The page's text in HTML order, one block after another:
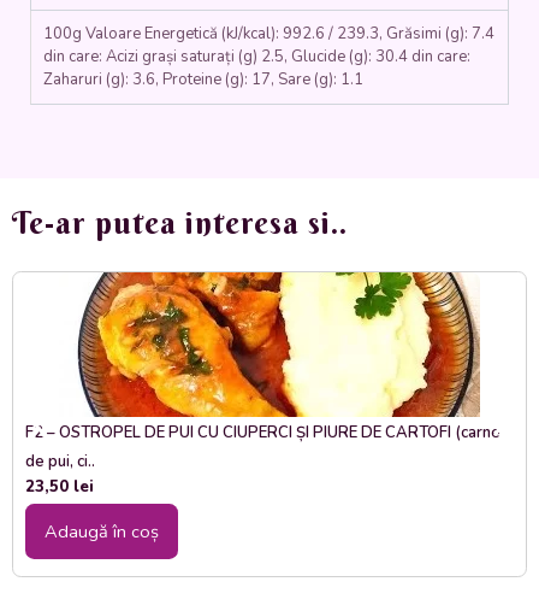
boabe
morcovi,
smantana)
100g Valoare Energetică (kJ/kcal): 992.6 / 239.3, Grăsimi (g): 7.4
din care: Acizi grași saturați (g) 2.5, Glucide (g): 30.4 din care:
Zaharuri (g): 3.6, Proteine (g): 17, Sare (g): 1.1
Te-ar putea interesa si..
F2 – OSTROPEL DE PUI CU CIUPERCI ȘI PIURE DE CARTOFI (carne
de pui, ci..
23,50 lei
Adaugă în coș